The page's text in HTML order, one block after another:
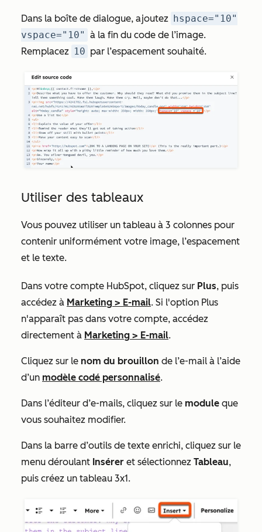
Dans la boîte de dialogue, ajoutez hspace="10"
vspace="10" à la fin du code de l’image.
Remplacez 10 par l’espacement souhaité.
Utiliser des tableaux
Vous pouvez utiliser un tableau à 3 colonnes pour
contenir uniformément votre image, l’espacement
et le texte.
Dans votre compte HubSpot, cliquez sur Plus, puis
accédez à Marketing > E-mail. Si l'option Plus
n'apparaît pas dans votre compte, accédez
directement à Marketing > E-mail.
Cliquez sur le nom du brouillon de l’e-mail à l’aide
d’un modèle codé personnalisé.
Dans l’éditeur d’e-mails, cliquez sur le module que
vous souhaitez modifier.
Dans la barre d’outils de texte enrichi, cliquez sur le
menu déroulant Insérer et sélectionnez Tableau,
puis créez un tableau 3x1.